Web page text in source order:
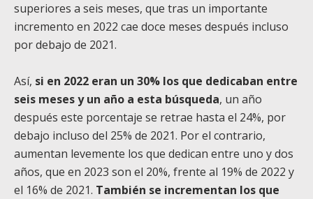
superiores a seis meses, que tras un importante
incremento en 2022 cae doce meses después incluso
por debajo de 2021.
Así, si en 2022 eran un 30% los que dedicaban entre
seis meses y un año a esta búsqueda, un año
después este porcentaje se retrae hasta el 24%, por
debajo incluso del 25% de 2021. Por el contrario,
aumentan levemente los que dedican entre uno y dos
años, que en 2023 son el 20%, frente al 19% de 2022 y
el 16% de 2021. También se incrementan los que